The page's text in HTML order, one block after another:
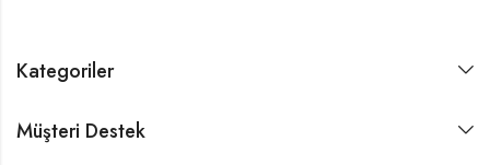
Kategoriler
Müşteri Destek